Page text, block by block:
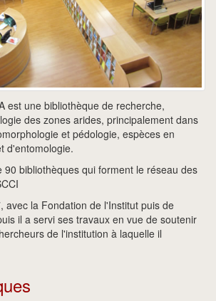
est une bibliothèque de recherche,
des zones arides, principalement dans
et pédologie, espèces en
d'entomologie.
90 bibliothèques qui forment le réseau des
avec la Fondation de l'Institut puis de
il a servi ses travaux en vue de soutenir
de l'institution à laquelle il